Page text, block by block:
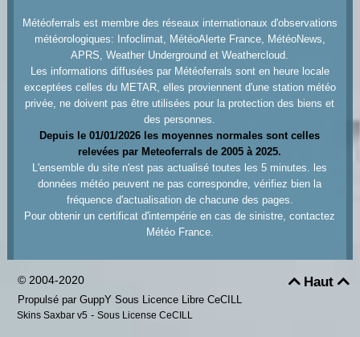
Météoferrals est membre des réseaux internationaux d'observations
météorologiques: Infoclimat, MétéoAlerte France, MétéoNews,
APRS, Weather Underground et Weathercloud.
Les informations diffusées par Météoferrals sont en heure locale
exceptées celles du METAR, elles proviennent d'une station météo
privée, ne doivent pas être utilisées pour la protection des biens et
des personnes.
Depuis le 01/01/2026 les moyennes normales sont celles
relevées par Meteoferrals de 2005 à 2025.
L'ensemble du site n'est pas actualisé toutes les 5 minutes. les
données météo peuvent ne pas correspondre, vérifiez bien la
fréquence d'actualisation de chacune des pages.
Pour obtenir un certificat d'intempérie en cas de sinistre, contactez
Météo France.
Haut
© 2004-2020
Propulsé par GuppY Sous Licence Libre CeCILL
Skins Saxbar v5 - Sous License CeCILL